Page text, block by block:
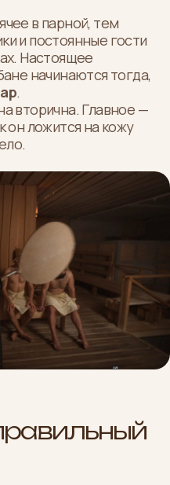
в парной, тем
и постоянные гости
Настоящее
начинаются тогда,
.
вторична. Главное —
он ложится на кожу